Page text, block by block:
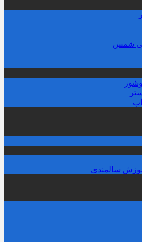
شمس
سالمندی